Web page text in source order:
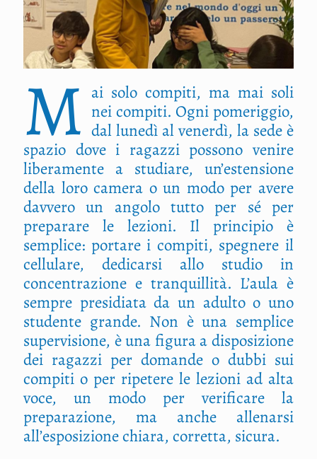
M ai solo compiti, ma mai soli
nei compiti. Ogni pomeriggio,
dal lunedì al venerdì, la sede è
spazio dove i ragazzi possono venire
liberamente a studiare, un’estensione
della loro camera o un modo per avere
davvero un angolo tutto per sé per
preparare le lezioni. Il principio è
semplice: portare i compiti, spegnere il
cellulare, dedicarsi allo studio in
concentrazione e tranquillità. L’aula è
sempre presidiata da un adulto o uno
studente grande. Non è una semplice
supervisione, è una figura a disposizione
dei ragazzi per domande o dubbi sui
compiti o per ripetere le lezioni ad alta
voce, un modo per verificare la
preparazione, ma anche allenarsi
all’esposizione chiara, corretta, sicura.